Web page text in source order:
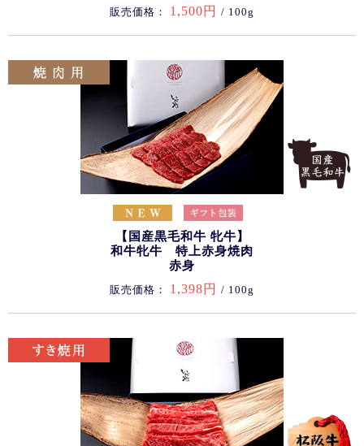
販売価格： 1,500円 / 100g
【国産黒毛和牛 牝牛】
和牛牝牛 特上赤身焼肉
赤身
販売価格： 1,398円 / 100g